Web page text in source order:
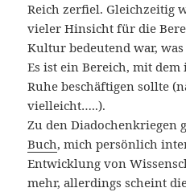
Reich zerfiel. Gleichzeitig
vieler Hinsicht für die
Kultur bedeutend war,
Es ist ein Bereich, mit
Ruhe beschäftigen sollte
vielleicht…..).
Zu den Diadochenkriegen
Buch, mich persönlich
Entwicklung von
mehr, allerdings scheint